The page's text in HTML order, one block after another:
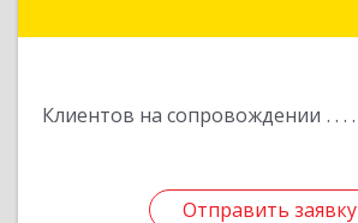
Клиентов на сопровождении
Отправить заявку
Отправить заявку